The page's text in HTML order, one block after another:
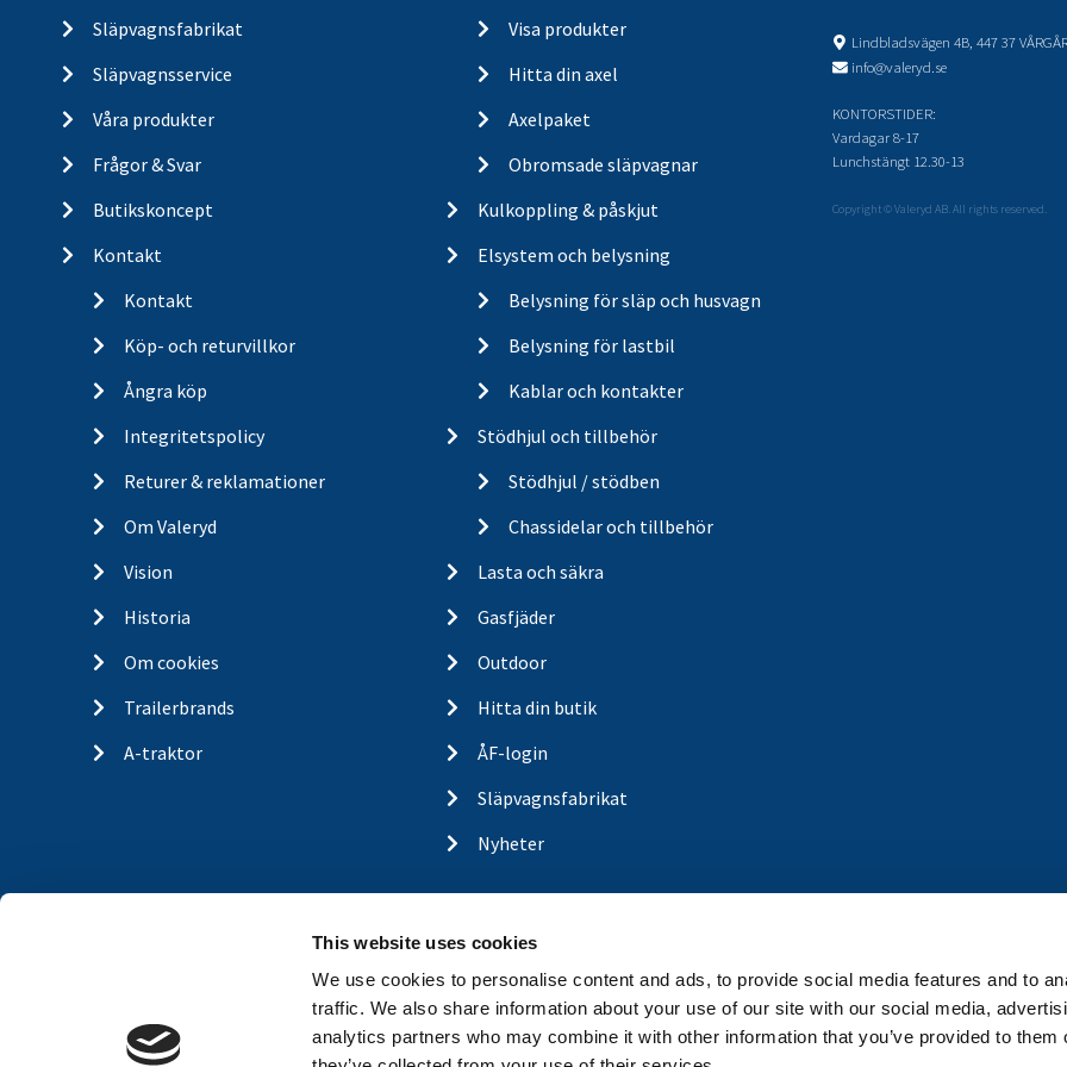
This website uses cookies
We use cookies to personalise content and ads, to provide social media features and to
traffic. We also share information about your use of our site with our social media,
analytics partners who may combine it with other information that you’ve provided to them
Släpvagnsfabrikat
Släpvagnsservice
Våra produkter
Frågor & Svar
Butikskoncept
Kontakt
Kontakt
Köp- och returvillkor
Ångra köp
Integritetspolicy
Returer & reklamationer
Om Valeryd
Vision
Historia
Om cookies
Trailerbrands
A-traktor
Visa produkter
Hitta din axel
Axelpaket
Obromsade släpvagnar
Kulkoppling & påskjut
Elsystem och belysning
Belysning för släp och husvagn
Belysning för lastbil
Kablar och kontakter
Stödhjul och tillbehör
Stödhjul / stödben
Chassidelar och tillbehör
Lasta och säkra
Gasfjäder
Outdoor
Hitta din butik
ÅF-login
Släpvagnsfabrikat
Nyheter
Lindbladsvägen 4B, 447 37
info@valeryd.se
KONTORSTIDER:
Vardagar 8-17
Lunchstängt 12.30-13
Copyright © Valeryd AB. All rights reserved.